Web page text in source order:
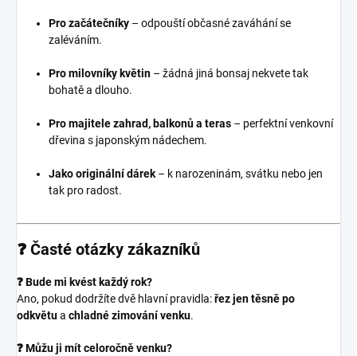
Pro začátečníky – odpouští občasné zaváhání se
zaléváním.
Pro milovníky květin – žádná jiná bonsaj nekvete tak
bohatě a dlouho.
Pro majitele zahrad, balkonů a teras – perfektní venkovní
dřevina s japonským nádechem.
Jako originální dárek – k narozeninám, svátku nebo jen
tak pro radost.
❓ Časté otázky zákazníků
❓ Bude mi kvést každý rok?
Ano, pokud dodržíte dvě hlavní pravidla:řez jen těsně po
odkvětua chladné zimování venku.
❓ Můžu ji mít celoročně venku?